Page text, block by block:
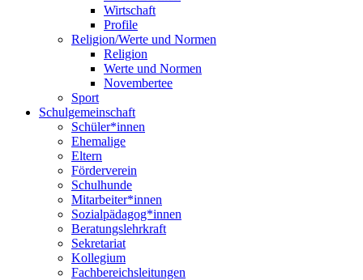
Wirtschaft
Profile
Religion/Werte und Normen
Religion
Werte und Normen
Novembertee
Sport
Schulgemeinschaft
Schüler*innen
Ehemalige
Eltern
Förderverein
Schulhunde
Mitarbeiter*innen
Sozialpädagog*innen
Beratungslehrkraft
Sekretariat
Kollegium
Fachbereichsleitungen